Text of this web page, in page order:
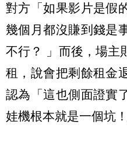
對方「如果影片是假
幾個月都沒賺到錢是
不行？ 」而後，場主
租，說會把剩餘租金
認為「這也側面證實
娃機根本就是一個坑！